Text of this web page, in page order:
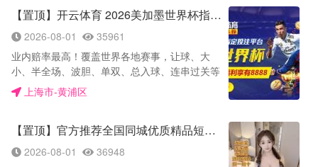
保证私密安全 (自带工作室，也可安排上门) ✔️资
源第一 全国一二线及部份三四线城市资源齐全
✔️只做高端优质，拒绝低端次品，杜绝大妈级别
✔️人到可以在房间开灯查验 ✔️高端不存在任何欺
诈 沟通好所在城市(预计需要的城市)，我们会提
材、技术、专长数据资料详细，您可以自由挑选
门服务，实报实销拒绝坑钱 [平台认证]：【全国
悠，安全靠谱，诚信第一，学生妹，模特，少
服务项目：全新京莞服务，鸳鸯浴, 蚂蚁上树，
冰火两重天，69式，舌吻，滴蜡，毒龙，口交，
肛交，内射，毒龙，双飞，无套内射，等等……
——————————————————— 四，
保证私密安全 (有自己的课室小区房也可安排上
门外出)一手资源丰富，全国一二线及部份三四
品，不存在任何欺诈
——————————————————— 五，
沟通好所在城市(预计需要之城市)，我们会提供
约安全有保障，终身可约联系方式不变火鱼平台
链接👇复制到浏览器下载https://huoyu.chat/
———————— 一 全国认证10约炮老字号，
只做一手精品资源，欢迎致简❤️包服务好，包满
意的———————— 二 优惠声明：凡是成功
预约上的客人永久享受7.5折优惠❤️《新顾客优
隐藏消费❤️不满意免费包退款❤️包赔付
———————— 四【服务价格】500-1300过
来的赠送一粒伟哥，制服，丝袜等等，性道具可
【置顶】开云体育 2026美加墨世界杯指定投注平台
2026-08-01
35961
业内赔率最高！覆盖世界各地赛事，让球、大
小、半全场、波胆、单双、总入球、连串过关等
多元竞猜。更有动画直播，让您体验轻松聊球，
娱乐投注两不误。开云被业界认可并广受客户认
侪。 开云应广大球迷需求战略签约意大利足球巨
星菲利普因扎吉为品牌代言人，同时匹配开云体
育的越己精神【创新、执着、大爱、传承、挑
上海市-黄浦区
【置顶】官方推荐全国同城优质精品短期嫩妹💞支持上门 💞面付
2026-08-01
36948